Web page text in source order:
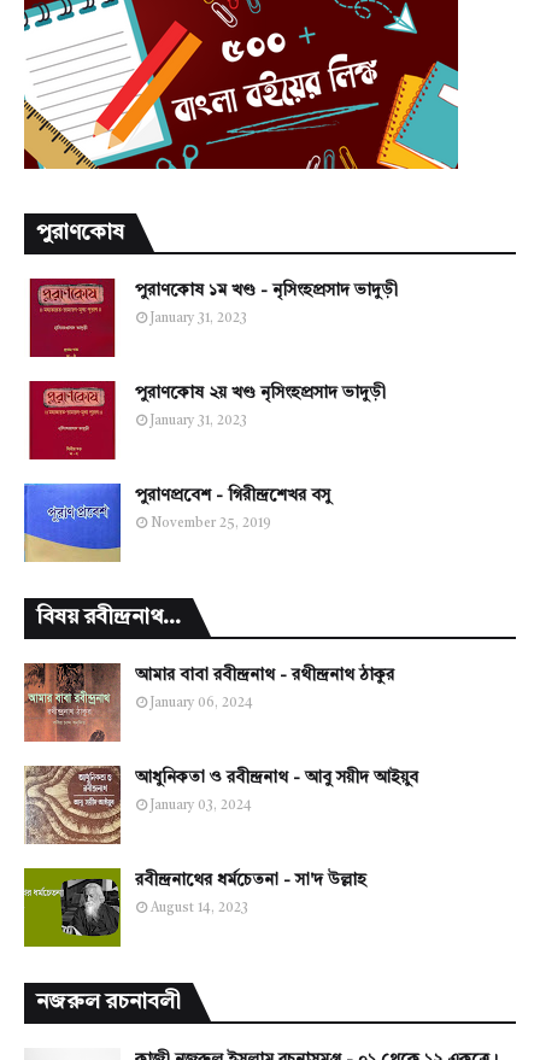
পুরাণকোষ
পুরাণকোষ ১ম খণ্ড - নৃসিংহপ্রসাদ ভাদুড়ী
January 31, 2023
পুরাণকোষ ২য় খণ্ড নৃসিংহপ্রসাদ ভাদুড়ী
January 31, 2023
পুরাণপ্রবেশ - গিরীন্দ্রশেখর বসু
November 25, 2019
বিষয় রবীন্দ্রনাথ...
আমার বাবা রবীন্দ্রনাথ - রথীন্দ্রনাথ ঠাকুর
January 06, 2024
আধুনিকতা ও রবীন্দ্রনাথ - আবু সয়ীদ আইয়ুব
January 03, 2024
রবীন্দ্রনাথের ধর্মচেতনা - সা'দ উল্লাহ
August 14, 2023
নজরুল রচনাবলী